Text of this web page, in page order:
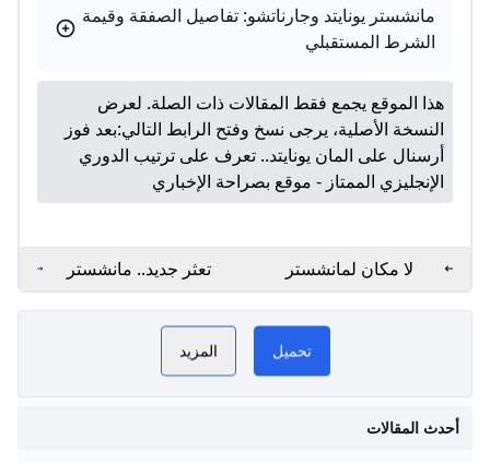
مانشستر يونايتد وجارناتشو: تفاصيل الصفقة وقيمة
الشرط المستقبلي
هذا الموقع يجمع فقط المقالات ذات الصلة. لعرض
النسخة الأصلية، يرجى نسخ وفتح الرابط التالي:بعد فوز
أرسنال على المان يونايتد.. تعرف على ترتيب الدوري
الإنجليزي الممتاز - موقع بصراحة الإخباري
لا مكان لمانشستر
يونايتد في البيغ 6 - هاي
تعثر جديد.. مانشستر
يونايتد يتعادل مع فولهام
في الدوري الإنجليزي
منظمة مانشستر يونايتد غير
الرسميةPLAY NOW
ترتيبات مانشستر يونايتد
تحميل المزيد
أحدث المقالات